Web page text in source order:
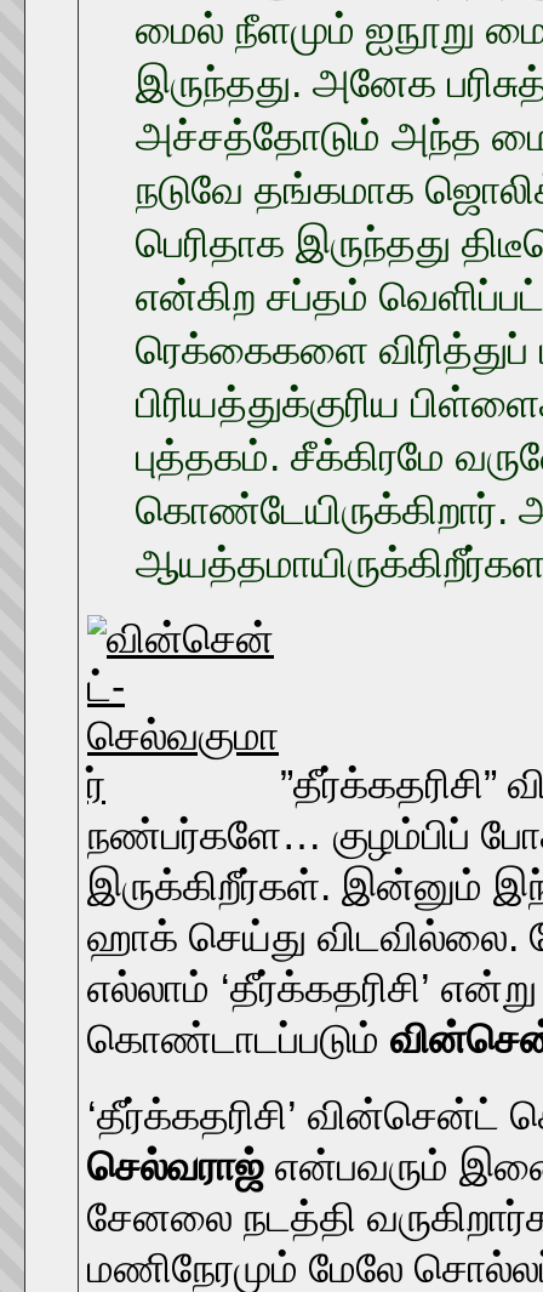
மைல் நீளமும் ஐநூறு
இருந்தது. அனேக
அச்சத்தோடும் அந்த
நடுவே தங்கமாக
பெரிதாக இருந்தது
என்கிற சப்தம்
ரெக்கைகளை
பிரியத்துக்குரிய
புத்தகம். சீக்கிரமே
நண்பர்களே… குழம்பிப்
இருக்கிறீர்கள். இன்னும்
ஹாக் செய்து விடவில்லை.
எல்லாம் ‘தீர்க்கதரிசி’
கொண்டாடப்படும்
‘தீர்க்கதரிசி’ வின்சென்ட்
செல்வராஜ் என்பவரும்
சேனலை நடத்தி
மணிநேரமும் மேலே